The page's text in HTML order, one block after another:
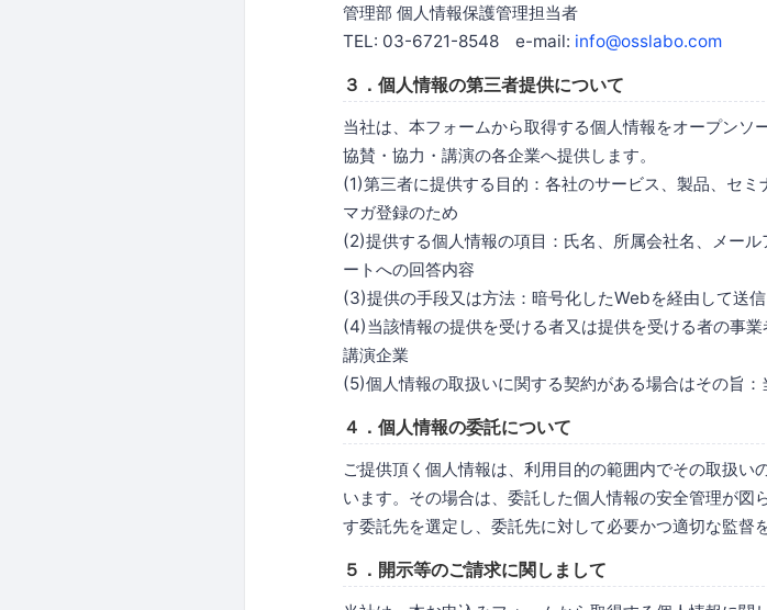
管理部 個人情報保護管理担当者
TEL: 03-6721-8548 e-mail: info@osslabo.com
３．個人情報の第三者提供について
当社は、本フォームから取得する個人情報をオープンソ
協賛・協力・講演の各企業へ提供します。
(1)第三者に提供する目的：各社のサービス、製品、セ
マガ登録のため
(2)提供する個人情報の項目：氏名、所属会社名、メー
ートへの回答内容
(3)提供の手段又は方法：暗号化したWebを経由して送信
(4)当該情報の提供を受ける者又は提供を受ける者の事
講演企業
(5)個人情報の取扱いに関する契約がある場合はその旨
４．個人情報の委託について
ご提供頂く個人情報は、利用目的の範囲内でその取扱
います。その場合は、委託した個人情報の安全管理が図
す委託先を選定し、委託先に対して必要かつ適切な監督
５．開示等のご請求に関しまして